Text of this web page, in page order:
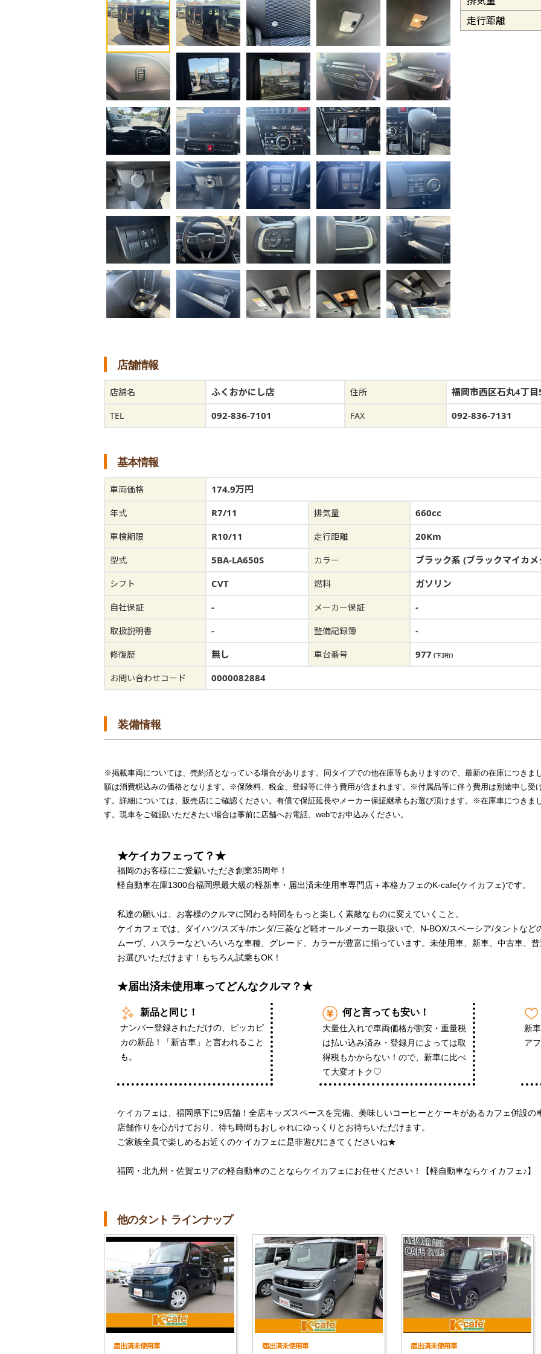
走行距離
店舗情報
店舗名 ふくおかにし店 住所 福岡市西区石丸4丁
TEL 092-836-7101 FAX 092-836-7131
基本情報
車両価格 174.9万円
年式 R7/11 排気量 660cc
車検期限 R10/11 走行距離 20Km
型式 5BA-LA650S カラー ブラック系 (ブラックマイカ
シフト CVT 燃料 ガソリン
自社保証 - メーカー保証 -
取扱説明書 - 整備記録簿 -
修復歴 無し 車台番号 977 (下3桁)
お問い合わせコード 0000082884
装備情報
※掲載車両については、売約済となっている場合があります。同タイプでの他在庫等もありますので、最新の在庫につき
額は消費税込みの価格となります。※保険料、税金、登録等に伴う費用が含まれます。※付属品等に伴う費用は別途申し
す。詳細については、販売店にご確認ください。有償で保証延長やメーカー保証継承もお選び頂けます。※在庫車につきま
す。現車をご確認いただきたい場合は事前に店舗へお電話、webでお申込みください。
★ケイカフェって？★
福岡のお客様にご愛顧いただき創業35周年！
軽自動車在庫1300台福岡県最大級の軽新車・届出済未使用車専門店＋本格カフェのK-cafe(ケイカフェ)です。
私達の願いは、お客様のクルマに関わる時間をもっと楽しく素敵なものに変えていくこと。
ケイカフェでは、ダイハツ/スズキ/ホンダ/三菱など軽オールメーカー取扱いで、N-BOX/スペーシア/タントな
ムーヴ、ハスラーなどいろいろな車種、グレード、カラーが豊富に揃っています。未使用車、新車、中古車、
お選びいただけます！もちろん試乗もOK！
★届出済未使用車ってどんなクルマ？★
新品と同じ！
ナンバー登録されただけの、ピッカピ
カの新品！「新古車」と言われること
も。
何と言っても安い！
大量仕入れで車両価格が割安・重量税
は払い込み済み・登録月によっては取
得税もかからない！ので、新車に比べ
て大変オトク♡
新
ア
ケイカフェは、福岡県下に9店舗！全店キッズスペースを完備、美味しいコーヒーとケーキがあるカフェ併設の
店舗作りを心がけており、待ち時間もおしゃれにゆっくりとお待ちいただけます。
ご家族全員で楽しめるお近くのケイカフェに是非遊びにきてくださいね★
福岡・北九州・佐賀エリアの軽自動車のことならケイカフェにお任せください！【軽自動車ならケイカフェ♪】
他のタント ラインナップ
届出済未使用車 届出済未使用車 届出済未使用車